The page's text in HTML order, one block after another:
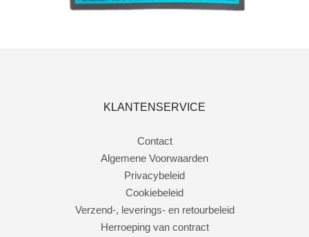
KLANTENSERVICE
Contact
Algemene Voorwaarden
Privacybeleid
Cookiebeleid
Verzend-, leverings- en retourbeleid
Herroeping van contract